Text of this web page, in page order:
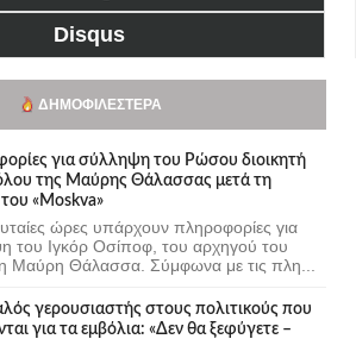
Disqus
ΔΗΜΟΦΙΛΈΣΤΕΡΑ
για σύλληψη του Ρώσου διοικητή
της Mαύρης Θάλασσας μετά τη
«Moskva»
ώρες υπάρχουν πληροφορίες για
του Ιγκόρ Οσίποφ, του αρχηγού του
Μαύρη Θάλασσα. Σύμφωνα με τις πλη...
γερουσιαστής στους πολιτικούς που
για τα εμβόλια: «Δεν θα ξεφύγετε –